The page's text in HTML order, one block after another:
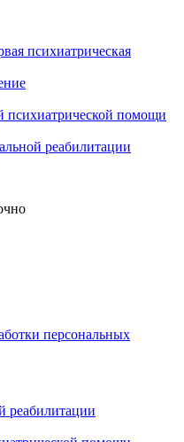
психиатрическая
психиатрической помощи
реабилитации
персональных
реабилитации